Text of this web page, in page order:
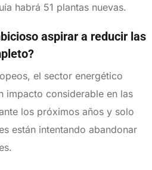
habrá 51 plantas nuevas.
aspirar a reducir las
el sector energético
impacto considerable en las
los próximos años y solo
están intentando abandonar